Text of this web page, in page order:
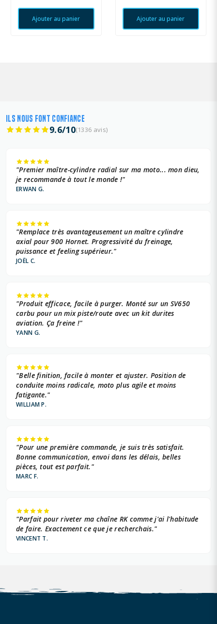
Ajouter au panier Ajouter au panier
ILS NOUS FONT CONFIANCE
9.6/10(1336 avis)
"Premier maître-cylindre radial sur ma moto... mon dieu,
je recommande à tout le monde !"
ERWAN G.
"Remplace très avantageusement un maître cylindre
axial pour 900 Hornet. Progressivité du freinage,
puissance et feeling supérieur."
JOËL C.
"Produit efficace, facile à purger. Monté sur un SV650
carbu pour un mix piste/route avec un kit durites
aviation. Ça freine !"
YANN G.
"Belle finition, facile à monter et ajuster. Position de
conduite moins radicale, moto plus agile et moins
fatigante."
WILLIAM P.
"Pour une première commande, je suis très satisfait.
Bonne communication, envoi dans les délais, belles
pièces, tout est parfait."
MARC F.
"Parfait pour riveter ma chaîne RK comme j'ai l'habitude
de faire. Exactement ce que je recherchais."
VINCENT T.